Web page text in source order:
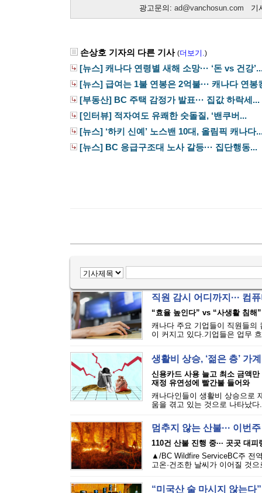
광고문의: ad@vanchosun.com 기
손상호 기자의 다른 기사 (더보기.)
[뉴스] 캐나다 연령별 새해 소망··· ‘돈 vs 건강
[뉴스] 급여는 1불 연봉은 2억불··· 캐나다 연봉
[부동산] BC 주택 감정가 발표··· 집값 하락세...
[인터뷰] 적자여도 유쾌한 숫돌질, ‘밴쿠버...
[뉴스] ‘하키 신예’ 노스밴 10대, 올림픽 캐나다
[뉴스] BC 응급구조대 노사 갈등··· 집단행동...
직원 감시 어디까지··· 컴
“효율 높인다” vs “사생활 침해”
캐나다 주요 기업들이 직원들의
이 커지고 있다.기업들은 업무
생활비 상승, ‘젊은 층’ 가
신용카드 사용 늘고 최소 금액만
재정 유연성에 빨간불 들어와
캐나다인들이 생활비 상승으로
움을 겪고 있는 것으로 나타났
멈추지 않는 산불··· 이번
110건 산불 진행 중··· 곳곳 대피
▲/BC Wildfire ServiceBC주 전
고온·건조한 날씨가 이어질 것
“미국산 술 마시지 않는다